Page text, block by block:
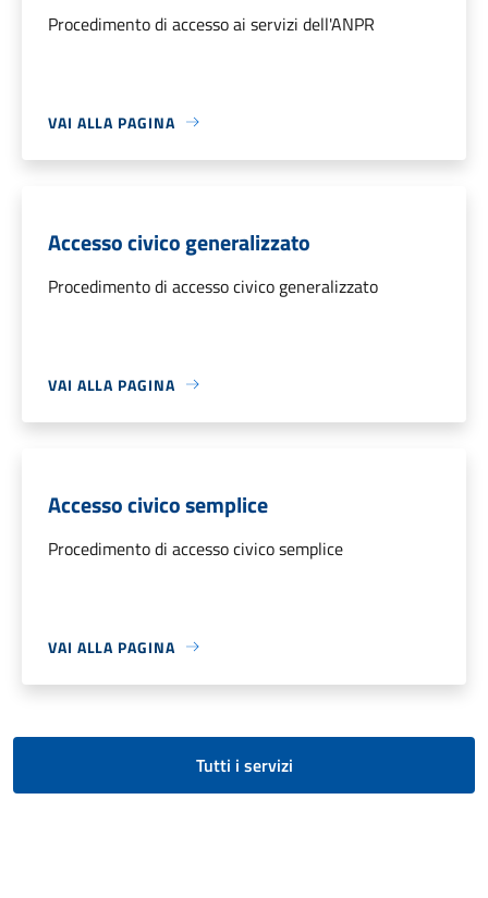
Procedimento di accesso ai servizi dell'ANPR
VAI ALLA PAGINA
Accesso civico generalizzato
Procedimento di accesso civico generalizzato
VAI ALLA PAGINA
Accesso civico semplice
Procedimento di accesso civico semplice
VAI ALLA PAGINA
Tutti i servizi